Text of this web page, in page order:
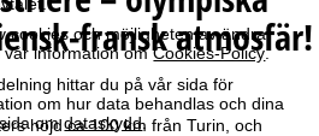
cookies och möjligheten av ändra
vår information omCookies-Policy.
hittar du på vår sida för
om hur data behandlas och dina
omdataskydd.
fransk atmosfär!
höjd ca 100 km från Turin, och